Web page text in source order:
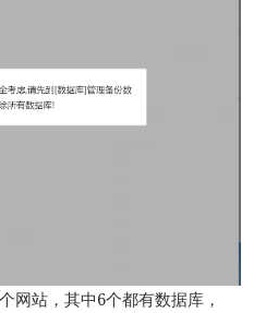
网站，其中6个都有数据库，